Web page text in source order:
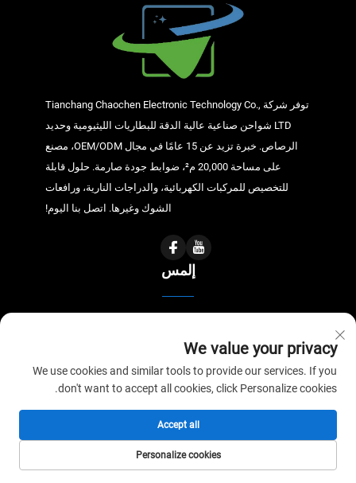
توفر شركة Tianchang Chaochen Electronic Technology Co.,
LTD شواحن صناعية عالية الدقة للبطاريات الليثيومية وحديد
الرصاص. خبرة تزيد عن 15 عامًا في مجال OEM/ODM، مصنع
على مساحة 20,000 م²، ضوابط جودة صارمة. حلول قابلة
للتخصيص للمركبات الكهربائية، والدراجات النارية، ورافعات
الشوك وغيرها. اتصل بنا اليوم!
إلمس
+86-13655504188
We value your privacy
We use cookies and similar tools to provide our services. If you
don't want to accept all cookies, click Personalize cookies.
Personalize cookies
Accept all